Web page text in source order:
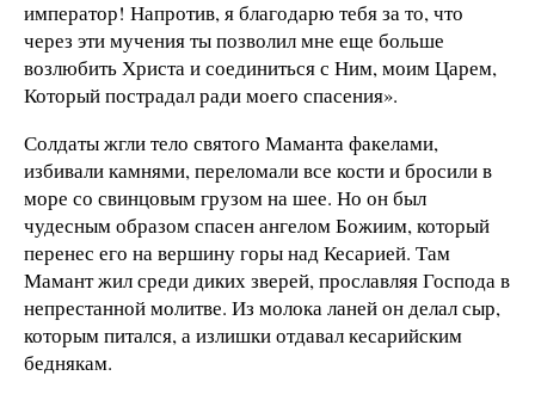
император! Напротив, я благодарю тебя за то, что
через эти мучения ты позволил мне еще больше
возлюбить Христа и соединиться с Ним, моим Царем,
Который пострадал ради моего спасения».
Солдаты жгли тело святого Маманта факелами,
избивали камнями, переломали все кости и бросили в
море со свинцовым грузом на шее. Но он был
чудесным образом спасен ангелом Божиим, который
перенес его на вершину горы над Кесарией. Там
Мамант жил среди диких зверей, прославляя Господа в
непрестанной молитве. Из молока ланей он делал сыр,
которым питался, а излишки отдавал кесарийским
беднякам.